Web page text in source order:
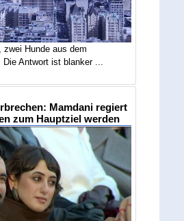
zwei Hunde aus dem
Die Antwort ist blanker ...
Mamdani regiert
zum Hauptziel werden